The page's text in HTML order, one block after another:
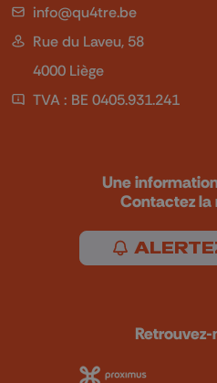
info@qu4tre.be
Rue du Laveu, 58
4000 Liège
TVA : BE 0405.931.241
Une
Contactez la